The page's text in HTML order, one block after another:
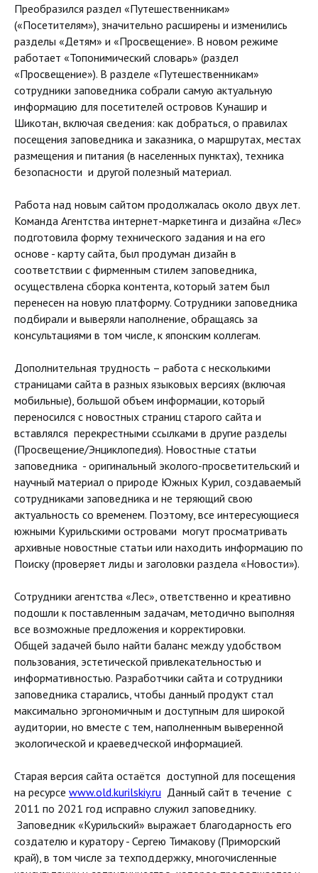
Преобразился раздел «Путешественникам»
(«Посетителям»), значительно расширены и изменились
разделы «Детям» и «Просвещение». В новом режиме
работает «Топонимический словарь» (раздел
«Просвещение»). В разделе «Путешественникам»
сотрудники заповедника собрали самую актуальную
информацию для посетителей островов Кунашир и
Шикотан, включая сведения: как добраться, о правилах
посещения заповедника и заказника, о маршрутах, местах
размещения и питания (в населенных пунктах), техника
безопасности и другой полезный материал.
Работа над новым сайтом продолжалась около двух лет.
Команда Агентства интернет-маркетинга и дизайна «Лес»
подготовила форму технического задания и на его
основе - карту сайта, был продуман дизайн в
соответствии с фирменным стилем заповедника,
осуществлена сборка контента, который затем был
перенесен на новую платформу. Сотрудники заповедника
подбирали и выверяли наполнение, обращаясь за
консультациями в том числе, к японским коллегам.
Дополнительная трудность – работа с несколькими
страницами сайта в разных языковых версиях (включая
мобильные), большой объем информации, который
переносился с новостных страниц старого сайта и
вставлялся перекрестными ссылками в другие разделы
(Просвещение/Энциклопедия). Новостные статьи
заповедника - оригинальный эколого-просветительский и
научный материал о природе Южных Курил, создаваемый
сотрудниками заповедника и не теряющий свою
актуальность со временем. Поэтому, все интересующиеся
южными Курильскими островами могут просматривать
архивные новостные статьи или находить информацию по
Поиску (проверяет лиды и заголовки раздела «Новости»).
Сотрудники агентства «Лес», ответственно и креативно
подошли к поставленным задачам, методично выполняя
все возможные предложения и корректировки.
Общей задачей было найти баланс между удобством
пользования, эстетической привлекательностью и
информативностью. Разработчики сайта и сотрудники
заповедника старались, чтобы данный продукт стал
максимально эргономичным и доступным для широкой
аудитории, но вместе с тем, наполненным выверенной
экологической и краеведческой информацией.
Старая версия сайта остаётся доступной для посещения
на ресурсе www.old.kurilskiy.ru Данный сайт в течение с
2011 по 2021 год исправно служил заповеднику.
Заповедник «Курильский» выражает благодарность его
создателю и куратору - Сергею Тимакову (Приморский
край), в том числе за техподдержку, многочисленные